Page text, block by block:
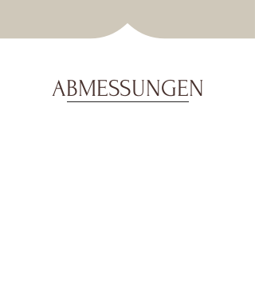
ABMESSUNGEN